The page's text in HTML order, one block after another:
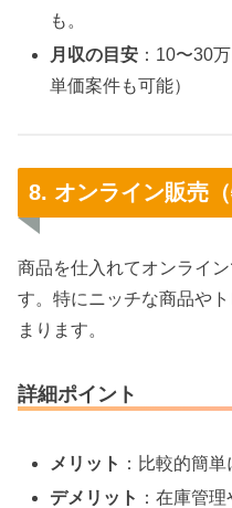
も。
月収の目安 ：10〜30
単価案件も可能）
8. オンライン販売（
商品を仕入れてオンライ
す。特にニッチな商品や
まります。
詳細ポイント
メリット ：比較的簡
デメリット ：在庫管